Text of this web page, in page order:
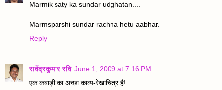
Marmik saty ka sundar udghatan....
Marmsparshi sundar rachna hetu aabhar.
Reply
रावेंद्रकुमार रवि June 1, 2009 at 7:16 PM
एक कबाड़ी का अच्छा काव्य-रेखाचित्र है!